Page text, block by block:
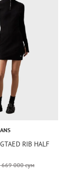
RIB HALF
669 000 сум